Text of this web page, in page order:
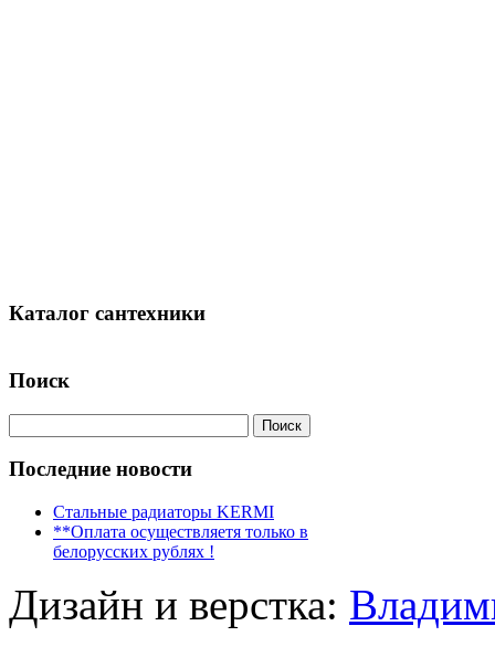
Каталог сантехники
Поиск
Последние новости
Стальные радиаторы KERMI
**Оплата осуществляетя только в
белорусских рублях !
Дизайн и верстка: